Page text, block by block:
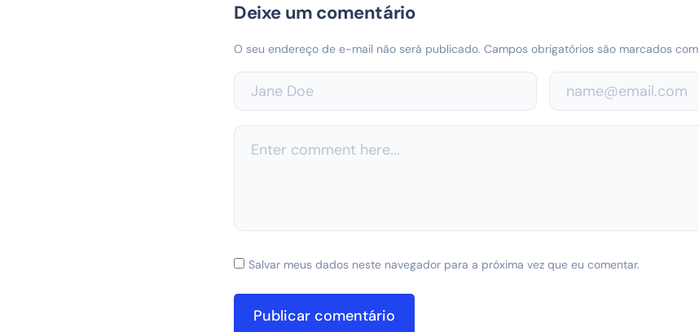
Deixe um comentário
O seu endereço de e-mail não será publicado. Campos obrigatórios são marcados com
Salvar meus dados neste navegador para a próxima vez que eu comentar.